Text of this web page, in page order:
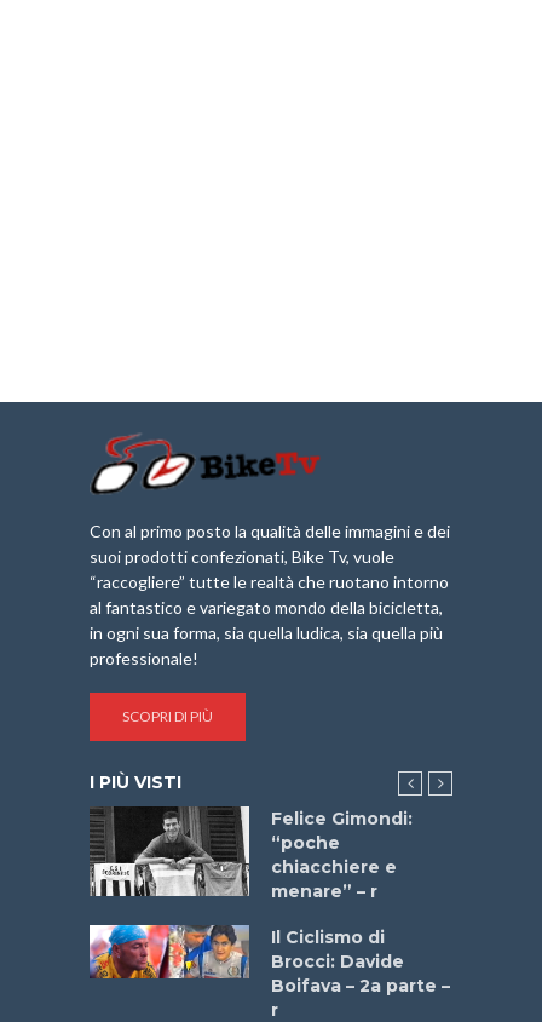
Con al primo posto la qualità delle immagini e dei
suoi prodotti confezionati, Bike Tv, vuole
“raccogliere” tutte le realtà che ruotano intorno
al fantastico e variegato mondo della bicicletta,
in ogni sua forma, sia quella ludica, sia quella più
professionale!
SCOPRI DI PIÙ
I PIÙ VISTI
Felice Gimondi:
“poche
chiacchiere e
menare” – r
Il Ciclismo di
Brocci: Davide
Boifava – 2a parte –
r